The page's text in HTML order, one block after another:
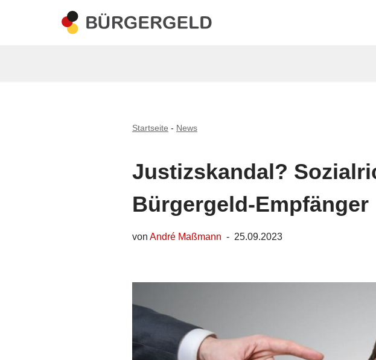
Startseite - News
Justizskandal?
Bürgergeld-Empfänger
von André Maßmann 25.09.2023